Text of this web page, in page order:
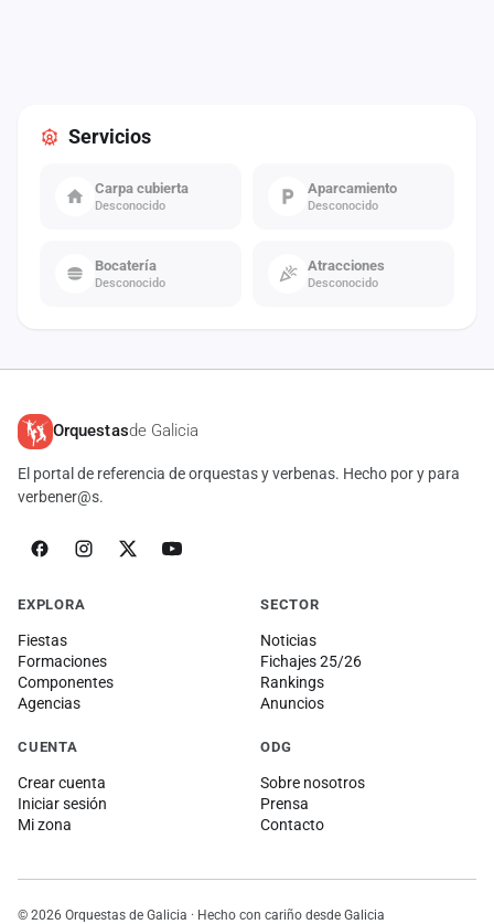
Servicios
Carpa cubierta
Desconocido
Aparcamiento
Desconocido
Bocatería
Desconocido
Atracciones
Desconocido
Orquestasde Galicia
El portal de referencia de orquestas y verbenas. Hecho por y para
verbener@s.
EXPLORA
Fiestas
Formaciones
Componentes
Agencias
SECTOR
Noticias
Fichajes 25/26
Rankings
Anuncios
CUENTA
Crear cuenta
Iniciar sesión
Mi zona
ODG
Sobre nosotros
Prensa
Contacto
© 2026 Orquestas de Galicia · Hecho con cariño desde Galicia